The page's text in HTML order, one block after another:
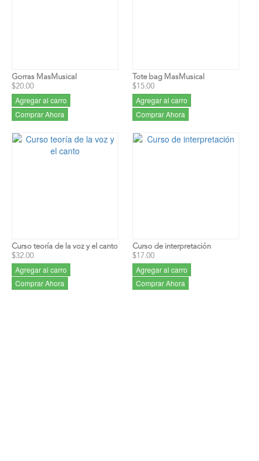
Gorras MasMusical
$20.00
Agregar al carro
Comprar Ahora
Tote bag MasMusical
$15.00
Agregar al carro
Comprar Ahora
Curso teoría de la voz y el canto
$32.00
Agregar al carro
Comprar Ahora
Curso de interpretación
$17.00
Agregar al carro
Comprar Ahora